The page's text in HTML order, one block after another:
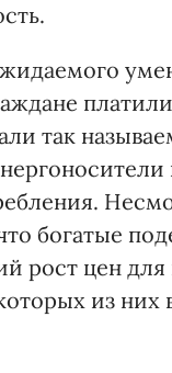
так
богатые
рост цен
из